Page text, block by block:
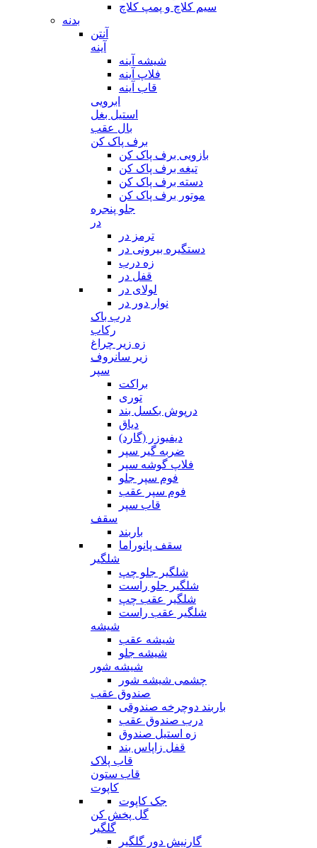
سیم کلاچ و پمپ کلاچ
بدنه
آنتن
آینه
شیشه آینه
فلاپ آینه
قاب آینه
ابرویی
استیل بغل
بال عقب
برف پاک کن
بازویی برف پاک کن
تیغه برف پاک کن
دسته برف پاک کن
موتور برف پاک کن
جلو پنجره
در
ترمز در
دستگیره بیرونی در
زه درب
قفل در
لولای در
نوار دور در
درب باک
رکاب
زه زیر چراغ
زیر سانروف
سپر
براکت
توری
درپوش بکسل بند
دیاق
دیفیوزر (گارد)
ضربه گیر سپر
فلاپ گوشه سپر
فوم سپر جلو
فوم سپر عقب
قاب سپر
سقف
باربند
سقف پانوراما
شلگیر
شلگیر جلو چپ
شلگیر جلو راست
شلگیر عقب چپ
شلگیر عقب راست
شیشه
شیشه عقب
شیشه جلو
شیشه شور
چشمی شیشه شور
صندوق عقب
باربند دوچرخه صندوقی
درب صندوق عقب
زه استیل صندوق
قفل زاپاس بند
قاب پلاک
قاب ستون
کاپوت
جک کاپوت
گل پخش کن
گلگیر
گارنیش دور گلگیر